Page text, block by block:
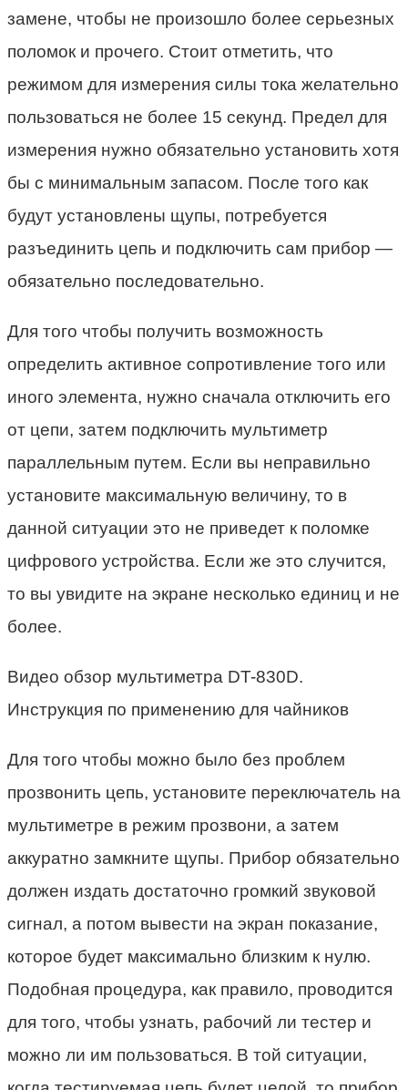
замене, чтобы не произошло более серьезных
поломок и прочего. Стоит отметить, что
режимом для измерения силы тока желательно
пользоваться не более 15 секунд. Предел для
измерения нужно обязательно установить хотя
бы с минимальным запасом. После того как
будут установлены щупы, потребуется
разъединить цепь и подключить сам прибор —
обязательно последовательно.
Для того чтобы получить возможность
определить активное сопротивление того или
иного элемента, нужно сначала отключить его
от цепи, затем подключить мультиметр
параллельным путем. Если вы неправильно
установите максимальную величину, то в
данной ситуации это не приведет к поломке
цифрового устройства. Если же это случится,
то вы увидите на экране несколько единиц и не
более.
Видео обзор мультиметра DT-830D.
Инструкция по применению для чайников
Для того чтобы можно было без проблем
прозвонить цепь, установите переключатель на
мультиметре в режим прозвони, а затем
аккуратно замкните щупы. Прибор обязательно
должен издать достаточно громкий звуковой
сигнал, а потом вывести на экран показание,
которое будет максимально близким к нулю.
Подобная процедура, как правило, проводится
для того, чтобы узнать, рабочий ли тестер и
можно ли им пользоваться. В той ситуации,